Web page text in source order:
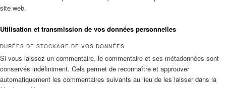
site web.
Utilisation et transmission de vos données personnelles
DURÉES DE STOCKAGE DE VOS DONNÉES
Si vous laissez un commentaire, le commentaire et ses métadonnées sont
conservés indéfiniment. Cela permet de reconnaître et approuver
automatiquement les commentaires suivants au lieu de les laisser dans la